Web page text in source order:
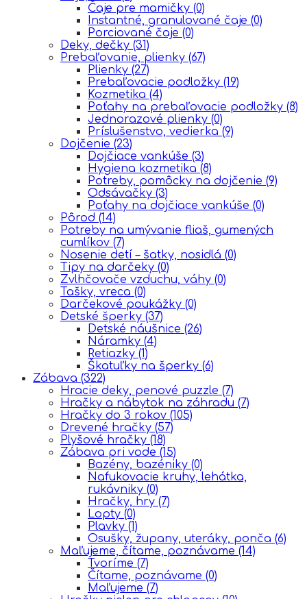
Čaje pre mamičky (0)
Instantné, granulované čaje (0)
Porciované čaje (0)
Deky, dečky (31)
Prebaľovanie, plienky (67)
Plienky (27)
Prebaľovacie podložky (19)
Kozmetika (4)
Poťahy na prebaľovacie podložky (8)
Jednorazové plienky (0)
Príslušenstvo, vedierka (9)
Dojčenie (23)
Dojčiace vankúše (3)
Hygiena kozmetika (8)
Potreby, pomôcky na dojčenie (9)
Odsávačky (3)
Poťahy na dojčiace vankúše (0)
Pôrod (14)
Potreby na umývanie fliaš, gumených
cumlíkov (7)
Nosenie detí – šatky, nosidlá (0)
Tipy na darčeky (0)
Zvlhčovače vzduchu, váhy (0)
Tašky, vreca (0)
Darčekové poukážky (0)
Detské šperky (37)
Detské náušnice (26)
Náramky (4)
Retiazky (1)
Škatuľky na šperky (6)
Zábava (322)
Hracie deky, penové puzzle (7)
Hračky a nábytok na záhradu (7)
Hračky do 3 rokov (105)
Drevené hračky (57)
Plyšové hračky (18)
Zábava pri vode (15)
Bazény, bazéniky (0)
Nafukovacie kruhy, lehátka,
rukávniky (0)
Hračky, hry (7)
Lopty (0)
Plavky (1)
Osušky, župany, uteráky, ponča (6)
Maľujeme, čítame, poznávame (14)
Tvoríme (7)
Čítame, poznávame (0)
Maľujeme (7)